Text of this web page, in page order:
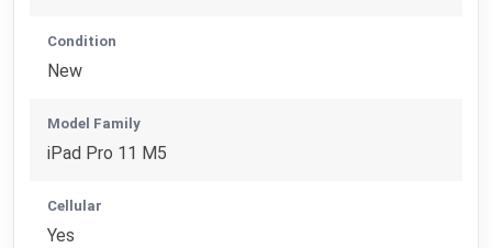
Condition
New
Model Family
iPad Pro 11 M5
Cellular
Yes